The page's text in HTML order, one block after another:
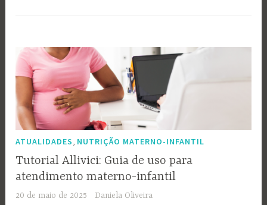
ATUALIDADES, NUTRIÇÃO MATERNO-INFANTIL
Tutorial Allivici: Guia de uso para
atendimento materno-infantil
20 de maio de 2025 Daniela Oliveira